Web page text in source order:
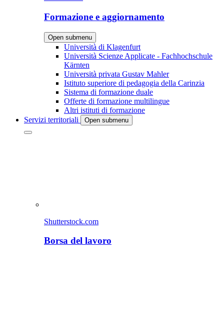
Formazione e aggiornamento
Open submenu
Università di Klagenfurt
Università Scienze Applicate - Fachhochschule
Kärnten
Università privata Gustav Mahler
Istituto superiore di pedagogia della Carinzia
Sistema di formazione duale
Offerte di formazione multilingue
Altri istituti di formazione
Servizi territoriali
Open submenu
Shutterstock.com
Borsa del lavoro